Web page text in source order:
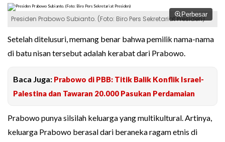
Perbesar
Presiden Prabowo Subianto. (Foto: Biro Pers Sekretariat Presiden)
Setelah ditelusuri, memang benar bahwa pemilik nama-nama
di batu nisan tersebut adalah kerabat dari Prabowo.
Baca Juga: Prabowo di PBB: Titik Balik Konflik Israel-
Palestina dan Tawaran 20.000 Pasukan Perdamaian
Prabowo punya silsilah keluarga yang multikultural. Artinya,
keluarga Prabowo berasal dari beraneka ragam etnis di